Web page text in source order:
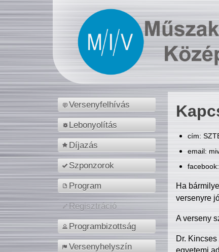
Versenyfelhívás
Lebonyolítás
Díjazás
Szponzorok
Program
Regisztráció
Programbizottság
Versenyhelyszín
cím:
email:
facebook:
Ha
versenyre
A verseny
Dr.